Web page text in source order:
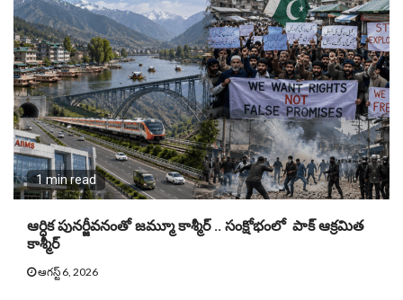
1 min read
ఆర్ధిక పునర్జీవనంతో జమ్మూ కాశ్మీర్ .. సంక్షోభంలో పాక్ ఆక్రమిత
కాశ్మీర్
ఆగస్ట్ 6, 2026